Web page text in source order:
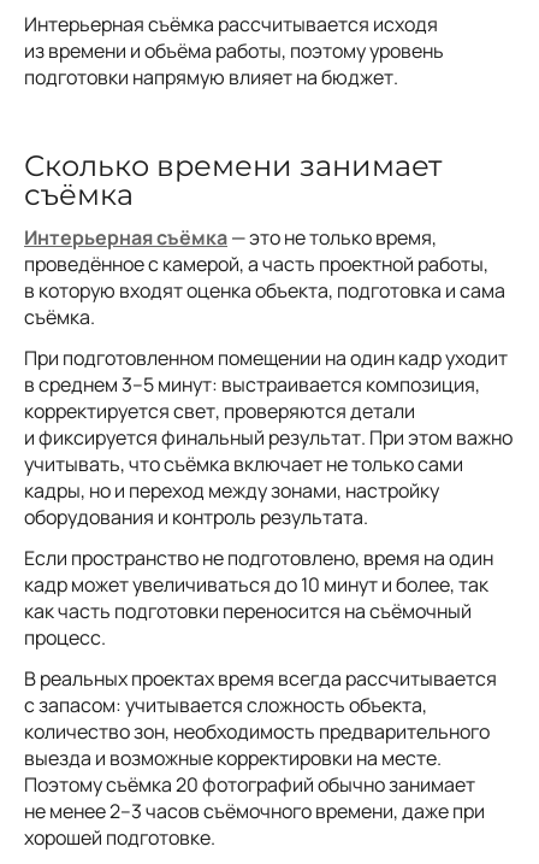
Интерьерная съёмка рассчитывается исходя
из времени и объёма работы, поэтому уровень
подготовки напрямую влияет на бюджет.
Сколько времени занимает
съёмка
Интерьерная съёмка— это не только время,
проведённое с камерой, а часть проектной работы,
в которую входят оценка объекта, подготовка и сама
съёмка.
При подготовленном помещении на один кадр уходит
в среднем 3–5 минут: выстраивается композиция,
корректируется свет, проверяются детали
и фиксируется финальный результат. При этом важно
учитывать, что съёмка включает не только сами
кадры, но и переход между зонами, настройку
оборудования и контроль результата.
Если пространство не подготовлено, время на один
кадр может увеличиваться до 10 минут и более, так
как часть подготовки переносится на съёмочный
процесс.
В реальных проектах время всегда рассчитывается
с запасом: учитывается сложность объекта,
количество зон, необходимость предварительного
выезда и возможные корректировки на месте.
Поэтому съёмка 20 фотографий обычно занимает
не менее 2–3 часов съёмочного времени, даже при
хорошей подготовке.